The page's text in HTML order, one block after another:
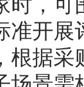
准开展
根据